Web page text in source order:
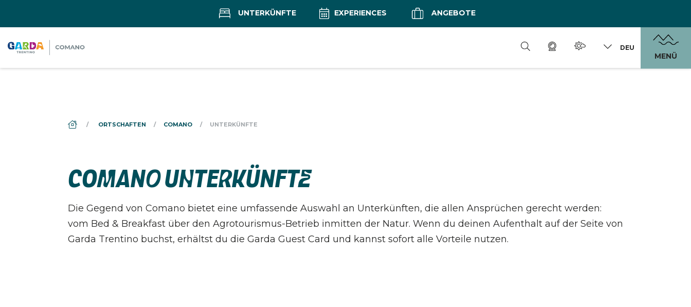
UNTERKÜNFTE EXPERIENCES ANGEBOTE
DEU
MENÜ
DS_BREADCRUMB.HOME
ORTSCHAFTEN COMANO UNTERKÜNFTE
COMANO UNTERKÜNFTE
Die Gegend von Comano bietet eine umfassende Auswahl an Unterkünften, die allen Ansprüchen gerecht werden:
vom Bed & Breakfast über den Agrotourismus-Betrieb inmitten der Natur. Wenn du deinen Aufenthalt auf der Seite von
Garda Trentino buchst, erhältst du die Garda Guest Card und kannst sofort alle Vorteile nutzen.